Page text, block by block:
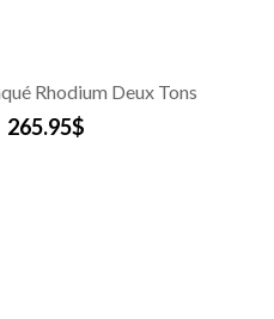
Rhodium Deux Tons
265.95$